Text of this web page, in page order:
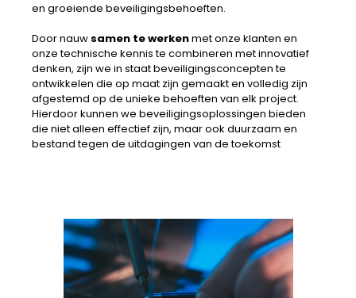
en groeiende beveiligingsbehoeften.
Door nauw samen te werkenmet onze klanten en
onze technische kennis te combineren met innovatief
denken, zijn we in staat beveiligingsconcepten te
ontwikkelen die op maat zijn gemaakt en volledig zijn
afgestemd op de unieke behoeften van elk project.
Hierdoor kunnen we beveiligingsoplossingen bieden
die niet alleen effectief zijn, maar ook duurzaam en
bestand tegen de uitdagingen van de toekomst